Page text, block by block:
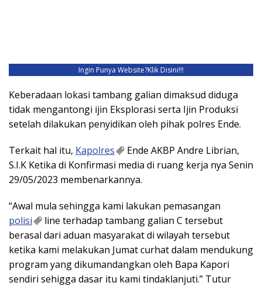
Ingin Punya Website?Klik Disini!!!
Keberadaan lokasi tambang galian dimaksud diduga
tidak mengantongi ijin Eksplorasi serta Ijin Produksi
setelah dilakukan penyidikan oleh pihak polres Ende.
Terkait hal itu, Kapolres
Ende AKBP Andre Librian,
S.I.K Ketika di Konfirmasi media di ruang kerja nya Senin
29/05/2023 membenarkannya.
“Awal mula sehingga kami lakukan pemasangan
polisi
line terhadap tambang galian C tersebut
berasal dari aduan masyarakat di wilayah tersebut
ketika kami melakukan Jumat curhat dalam mendukung
program yang dikumandangkan oleh Bapa Kapori
sendiri sehigga dasar itu kami tindaklanjuti.” Tutur